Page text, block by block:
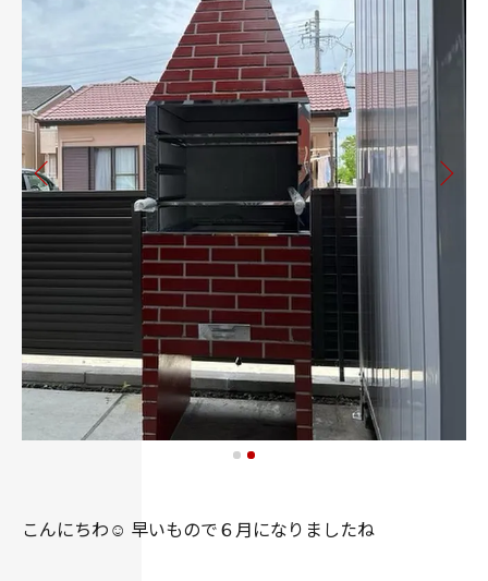
こんにちわ☺️ 早いもので６月になりましたね